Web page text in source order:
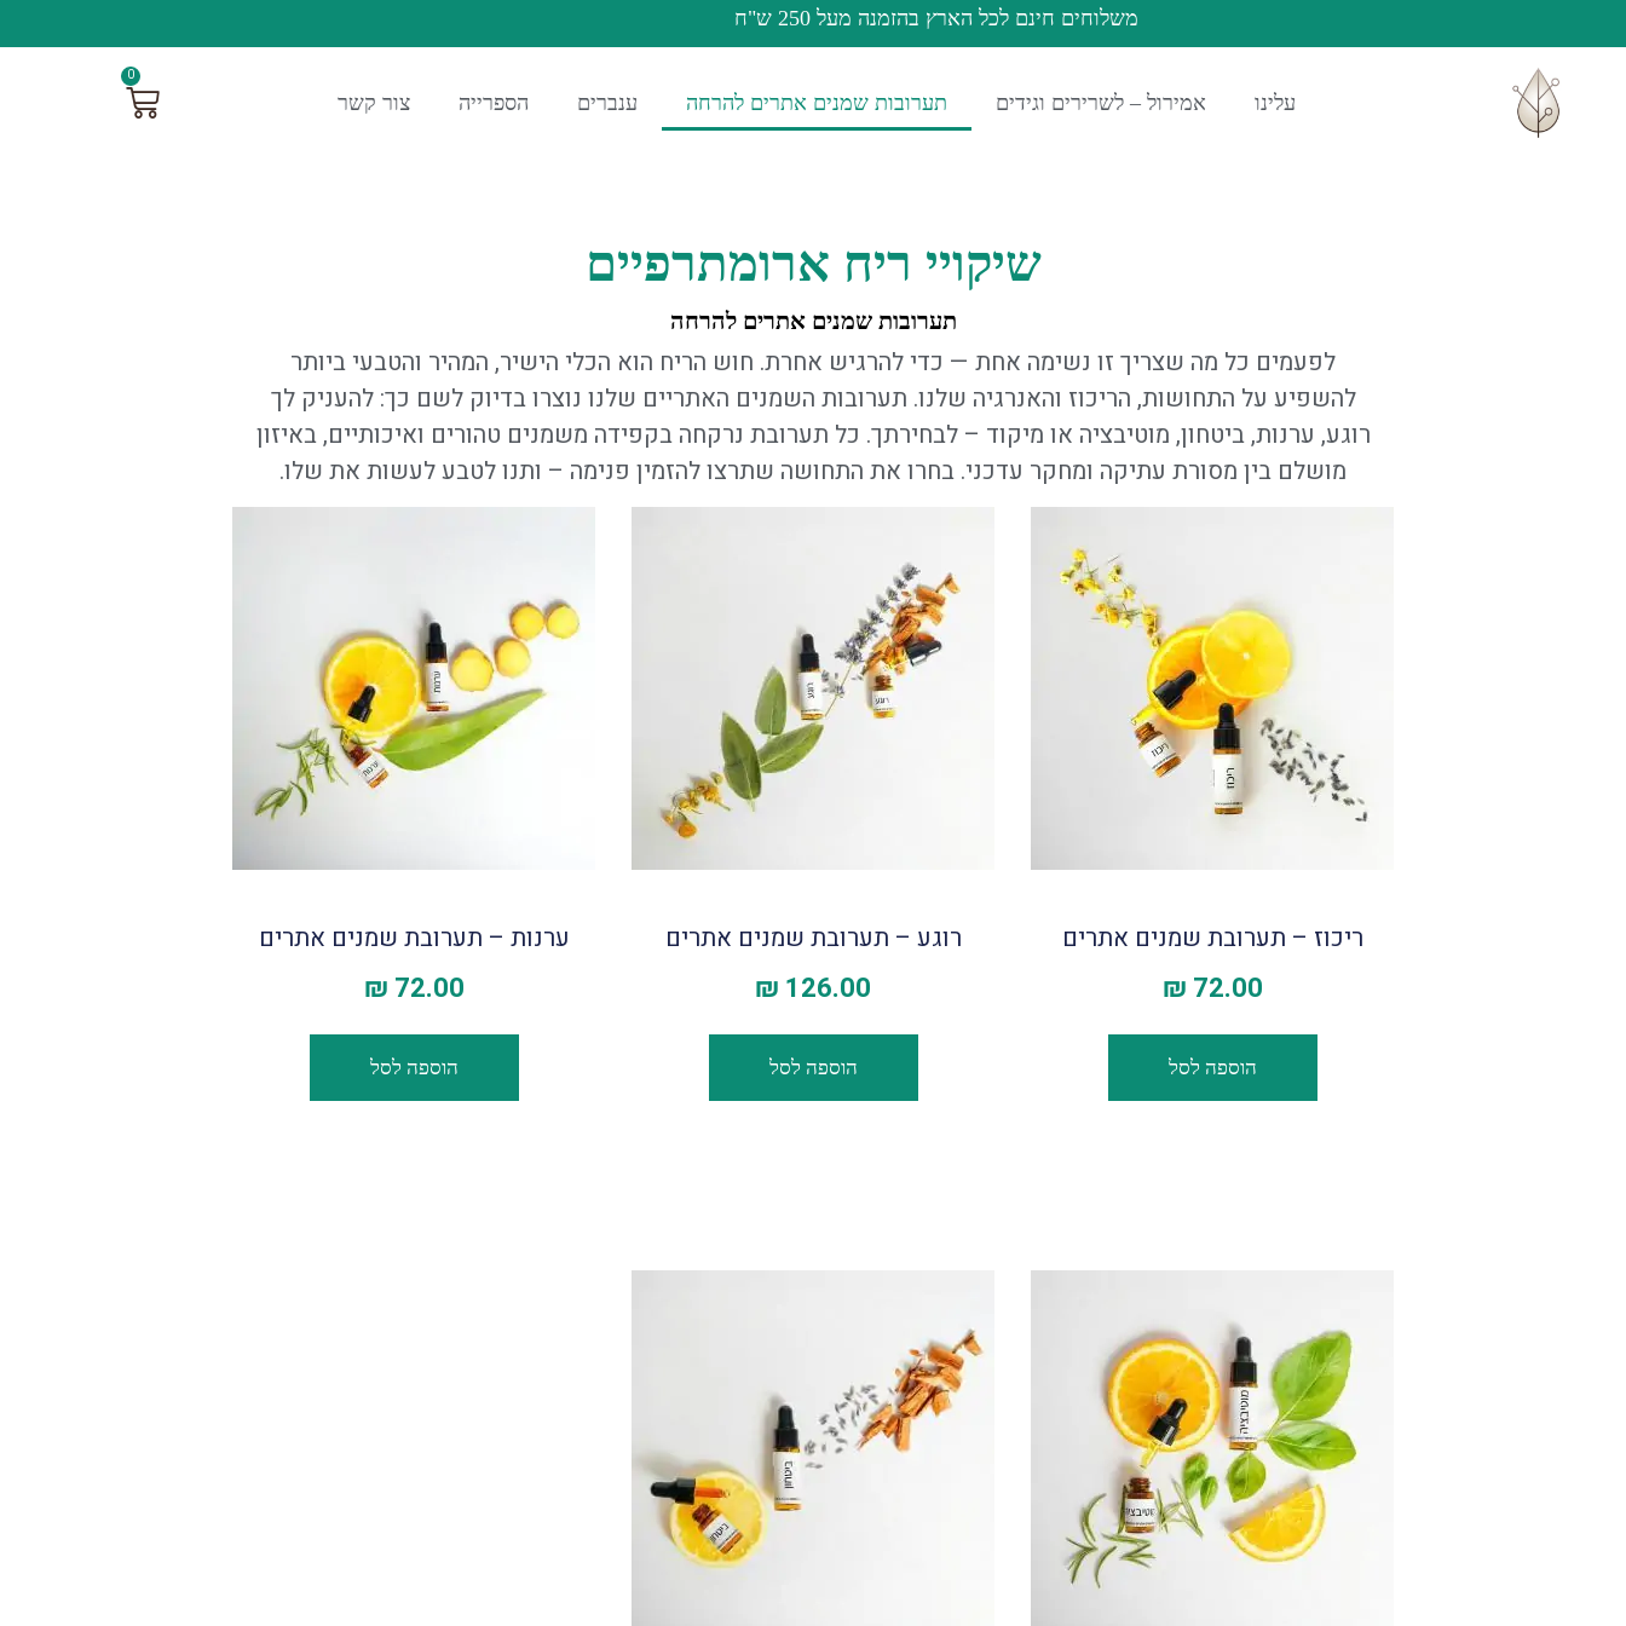
משלוחים חינם לכל הארץ בהזמנה מעל 250 ש"ח
עלינו אמירול – לשרירים וגידים תערובות שמנים אתרים להרחה ענברים הספרייה צור קשר
0
שיקויי ריח ארומתרפיים
תערובות שמנים אתרים להרחה
לפעמים כל מה שצריך זו נשימה אחת — כדי להרגיש אחרת. חוש הריח הוא הכלי הישיר, המהיר והטבעי ביותר
להשפיע על התחושות, הריכוז והאנרגיה שלנו. תערובות השמנים האתריים שלנו נוצרו בדיוק לשם כך: להעניק לך
רוגע, ערנות, ביטחון, מוטיבציה או מיקוד – לבחירתך. כל תערובת נרקחה בקפידה משמנים טהורים ואיכותיים, באיזון
מושלם בין מסורת עתיקה ומחקר עדכני. בחרו את התחושה שתרצו להזמין פנימה – ותנו לטבע לעשות את שלו.
ריכוז – תערובת שמנים אתרים
72.00
₪
הוספה לסל
רוגע – תערובת שמנים אתרים
126.00
₪
הוספה לסל
ערנות – תערובת שמנים אתרים
72.00
₪
הוספה לסל